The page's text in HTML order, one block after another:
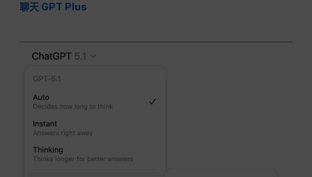
聊天 GPT Plus